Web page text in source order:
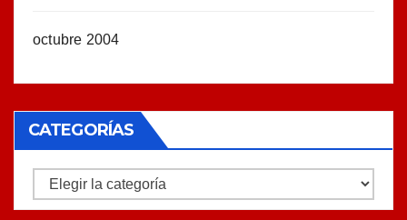
octubre 2004
CATEGORÍAS
Categorías